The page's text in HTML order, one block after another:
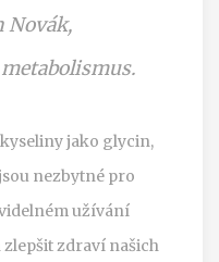
Novák,
jako glycin,
nezbytné pro
užívání
zdraví našich